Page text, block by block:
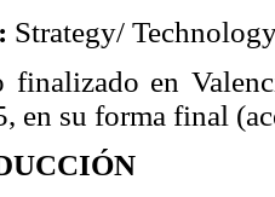
Strategy/
finalizado en
en su forma final